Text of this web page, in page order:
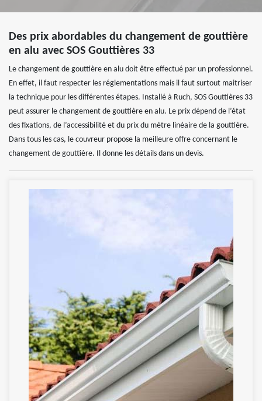
Des prix abordables du changement de gouttière
en alu avec SOS Gouttières 33
Le changement de gouttière en alu doit être effectué par un professionnel.
En effet, il faut respecter les réglementations mais il faut surtout maitriser
la technique pour les différentes étapes. Installé à Ruch, SOS Gouttières 33
peut assurer le changement de gouttière en alu. Le prix dépend de l’état
des fixations, de l’accessibilité et du prix du mètre linéaire de la gouttière.
Dans tous les cas, le couvreur propose la meilleure offre concernant le
changement de gouttière. Il donne les détails dans un devis.